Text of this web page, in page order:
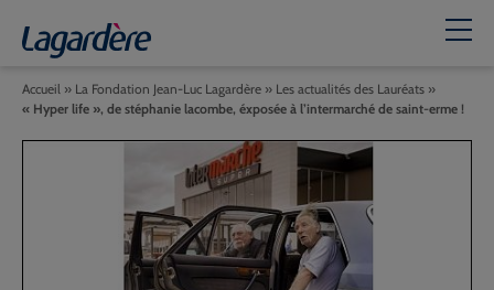
Accueil » La Fondation Jean-Luc Lagardère » Les actualités des Lauréats »
« Hyper life », de stéphanie lacombe, éxposée à l’intermarché de saint-erme !